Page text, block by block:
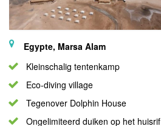
Egypte, Marsa Alam
Kleinschalig tentenkamp
Eco-diving village
Tegenover Dolphin House
Ongelimiteerd duiken op het huisrif